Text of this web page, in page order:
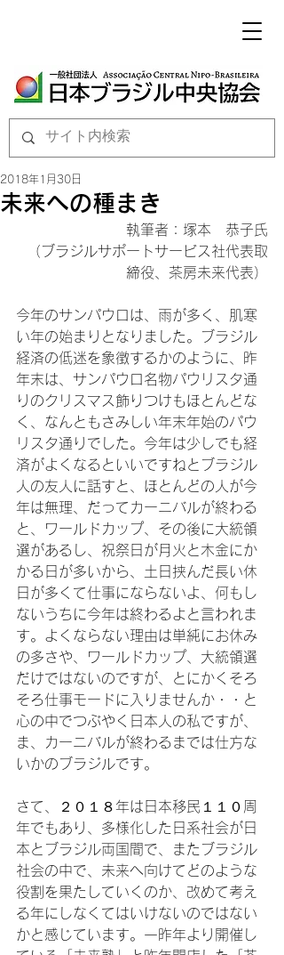
未来への種まき
2018年1月30日
執筆者：塚本　恭子氏
（ブラジルサポートサービス社代表取
締役、茶房未来代表）
今年のサンパウロは、雨が多く、肌寒
い年の始まりとなりました。ブラジル
経済の低迷を象徴するかのように、昨
年末は、サンパウロ名物パウリスタ通
りのクリスマス飾りつけもほとんどな
く、なんともさみしい年末年始のパウ
リスタ通りでした。今年は少しでも経
済がよくなるといいですねとブラジル
人の友人に話すと、ほとんどの人が今
年は無理、だってカーニバルが終わる
と、ワールドカップ、その後に大統領
選があるし、祝祭日が月火と木金にか
かる日が多いから、土日挟んだ長い休
日が多くて仕事にならないよ、何もし
ないうちに今年は終わるよと言われま
す。よくならない理由は単純にお休み
の多さや、ワールドカップ、大統領選
だけではないのですが、とにかくそろ
そろ仕事モードに入りませんか・・と
心の中でつぶやく日本人の私ですが、
ま、カーニバルが終わるまでは仕方な
いかのブラジルです。
さて、２０１８年は日本移民１１０周
年でもあり、多様化した日系社会が日
本とブラジル両国間で、またブラジル
社会の中で、未来へ向けてどのような
役割を果たしていくのか、改めて考え
る年にしなくてはいけないのではない
かと感じています。一昨年より開催し